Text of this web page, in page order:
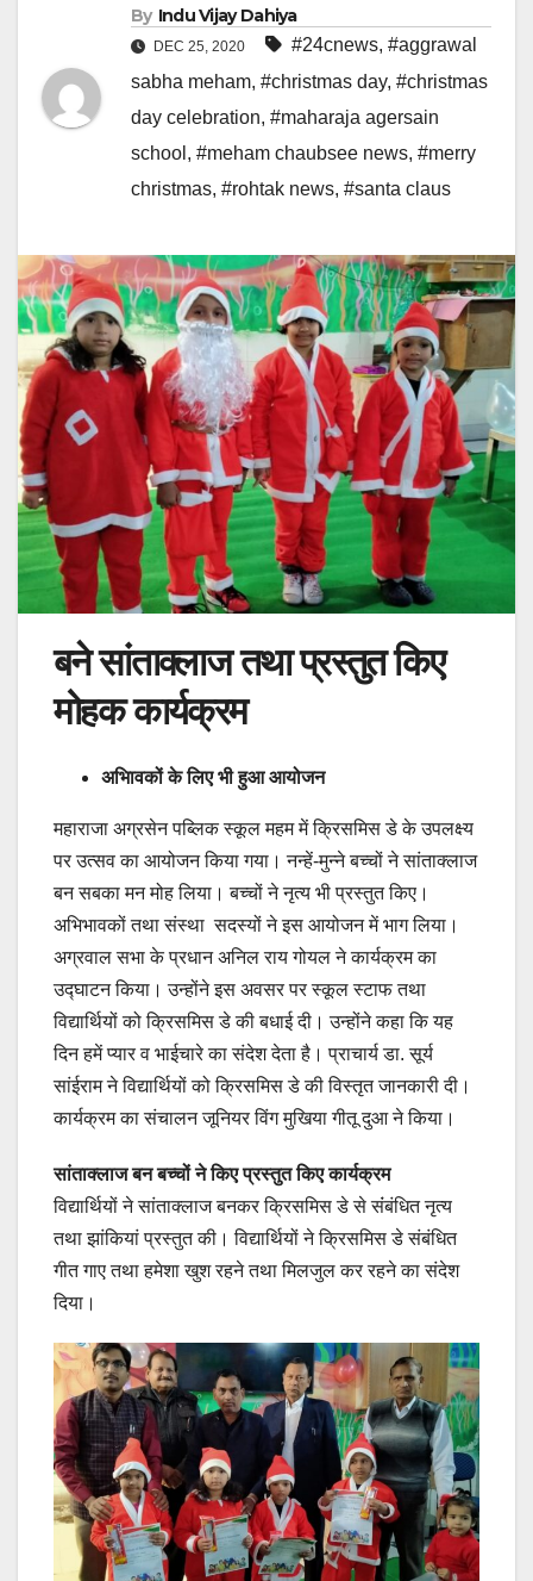
By Indu Vijay Dahiya
DEC 25, 2020 #24cnews, #aggrawal
sabha meham, #christmas day, #christmas
day celebration, #maharaja agersain
school , #meham chaubsee news, #merry
christmas, #rohtak news, #santa claus
बने सांताक्लाज तथा प्रस्तुत किए
मोहक कार्यक्रम
अभिावकों के लिए भी हुआ आयोजन
महाराजा अग्रसेन पब्लिक स्कूल महम में क्रिसमिस डे के उपलक्ष्य
पर उत्सव का आयोजन किया गया। नन्हें-मुन्ने बच्चों ने सांताक्लाज
बन सबका मन मोह लिया। बच्चों ने नृत्य भी प्रस्तुत किए।
अभिभावकों तथा संस्था सदस्यों ने इस आयोजन में भाग लिया।
अग्रवाल सभा के प्रधान अनिल राय गोयल ने कार्यक्रम का
उद्घाटन किया। उन्होंने इस अवसर पर स्कूल स्टाफ तथा
विद्यार्थियों को क्रिसमिस डे की बधाई दी। उन्होंने कहा कि यह
दिन हमें प्यार व भाईचारे का संदेश देता है। प्राचार्य डा. सूर्य
सांईराम ने विद्यार्थियों को क्रिसमिस डे की विस्तृत जानकारी दी।
कार्यक्रम का संचालन जूनियर विंग मुखिया गीतू दुआ ने किया।
सांताक्लाज बन बच्चों ने किए प्रस्तुत किए कार्यक्रम
विद्यार्थियों ने सांताक्लाज बनकर क्रिसमिस डे से संंबंधित नृत्य
तथा झांकियां प्रस्तुत की। विद्यार्थियों ने क्रिसमिस डे संबंधित
गीत गाए तथा हमेशा खुश रहने तथा मिलजुल कर रहने का संदेश
दिया।